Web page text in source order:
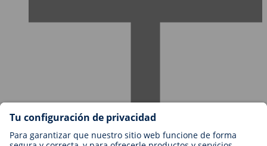
Empleos en BIOTRONIK
Niveles profesionales